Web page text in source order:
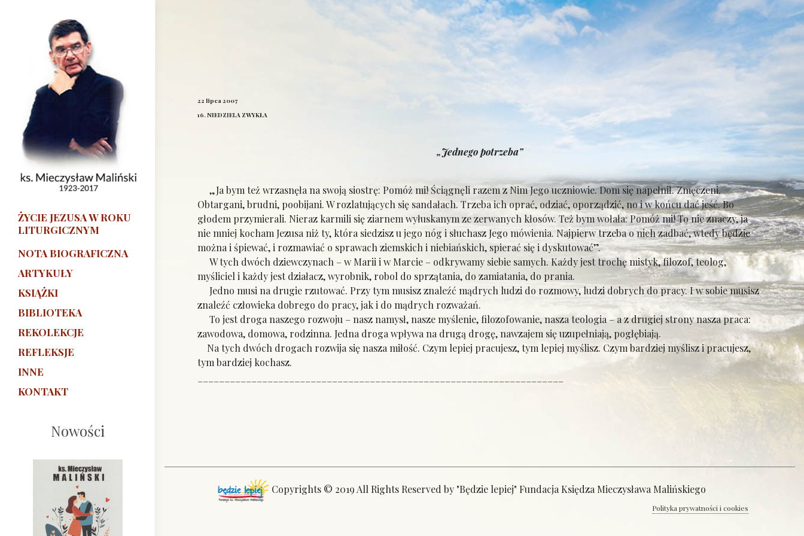
ŻYCIE JEZUSA W ROKU
LITURGICZNYM
NOTA BIOGRAFICZNA
ARTYKUŁY
KSIĄŻKI
BIBLIOTEKA
REKOLEKCJE
REFLEKSJE
INNE
KONTAKT
Nowości
22 lipca 2007
16. NIEDZIELA ZWYKŁA
„Jednego potrzeba”
„Ja bym też wrzasnęła na swoją siostrę: Pomóż mi! Ściągnęli razem z Nim Jego uczniowie. Dom się napełnił. Zmęczeni.
Obtargani, brudni, poobijani. W rozlatujących się sandałach. Trzeba ich oprać, odziać, oporządzić, no i w końcu dać jeść. Bo
głodem przymierali. Nieraz karmili się ziarnem wyłuskanym ze zerwanych kłosów. Też bym wołała: Pomóż mi! To nie znaczy, ja
nie mniej kocham Jezusa niż ty, która siedzisz u jego nóg i słuchasz Jego mówienia. Najpierw trzeba o nich zadbać, wtedy będzie
można i śpiewać, i rozmawiać o sprawach ziemskich i niebiańskich, spierać się i dyskutować”.
W tych dwóch dziewczynach – w Marii i w Marcie – odkrywamy siebie samych. Każdy jest trochę mistyk, filozof, teolog,
myśliciel i każdy jest działacz, wyrobnik, robol do sprzątania, do zamiatania, do prania.
Jedno musi na drugie rzutować. Przy tym musisz znaleźć mądrych ludzi do rozmowy, ludzi dobrych do pracy. I w sobie musisz
znaleźć człowieka dobrego do pracy, jak i do mądrych rozważań.
To jest droga naszego rozwoju – nasz namysł, nasze myślenie, filozofowanie, nasza teologia – a z drugiej strony nasza praca:
zawodowa, domowa, rodzinna. Jedna droga wpływa na drugą drogę, nawzajem się uzupełniają, pogłębiają.
Na tych dwóch drogach rozwija się nasza miłość. Czym lepiej pracujesz, tym lepiej myślisz. Czym bardziej myślisz i pracujesz,
tym bardziej kochasz.
Copyrights © 2019 All Rights Reserved by "Będzie lepiej" Fundacja Księdza Mieczysława Malińskiego
Polityka prywatności i cookies